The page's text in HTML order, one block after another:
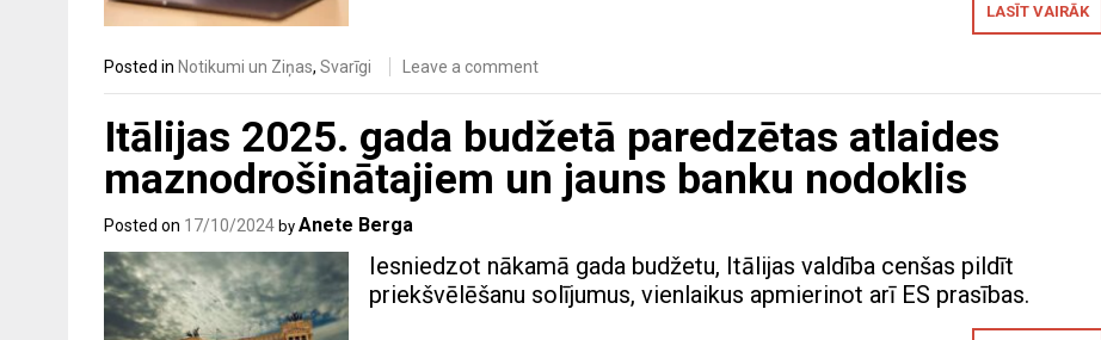
LASĪT VAIRĀK
Posted in Notikumi un Ziņas, Svarīgi Leave a comment
Itālijas 2025. gada budžetā paredzētas atlaides
maznodrošinātajiem un jauns banku nodoklis
Posted on 17/10/2024 by Anete Berga
Iesniedzot nākamā gada budžetu, Itālijas valdība cenšas pildīt
priekšvēlēšanu solījumus, vienlaikus apmierinot arī ES prasības.